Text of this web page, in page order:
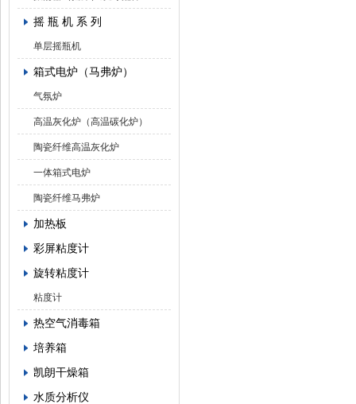
摇 瓶 机 系 列
单层摇瓶机
箱式电炉（马弗炉）
气氛炉
高温灰化炉（高温碳化炉）
陶瓷纤维高温灰化炉
一体箱式电炉
陶瓷纤维马弗炉
加热板
彩屏粘度计
旋转粘度计
粘度计
热空气消毒箱
培养箱
凯朗干燥箱
水质分析仪